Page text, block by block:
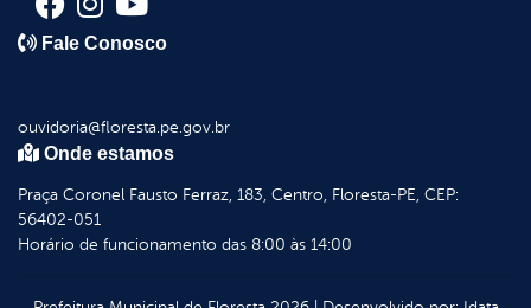
Fale Conosco
ouvidoria@floresta.pe.gov.br
Onde estamos
Praça Coronel Fausto Ferraz, 183, Centro, Floresta-PE, CEP:
56402-051
Horário de funcionamento das 8:00 às 14:00